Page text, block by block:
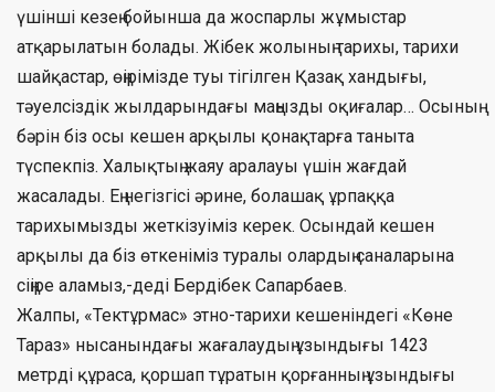
үшінші кезең бойынша да жоспарлы жұмыстар
атқарылатын болады. Жібек жолының тарихы, тарихи
шайқастар, өңірімізде туы тігілген Қазақ хандығы,
тәуелсіздік жылдарындағы маңызды оқиғалар… Осының
бәрін біз осы кешен арқылы қонақтарға таныта
түспекпіз. Халықтың жаяу аралауы үшін жағдай
жасалады. Ең негізгісі әрине, болашақ ұрпаққа
тарихымызды жеткізуіміз керек. Осындай кешен
арқылы да біз өткеніміз туралы олардың саналарына
сіңіре аламыз,-деді Бердібек Сапарбаев.
Жалпы, «Тектұрмас» этно-тарихи кешеніндегі «Көне
Тараз» нысанындағы жағалаудың ұзындығы 1423
метрді құраса, қоршап тұратын қорғанның ұзындығы